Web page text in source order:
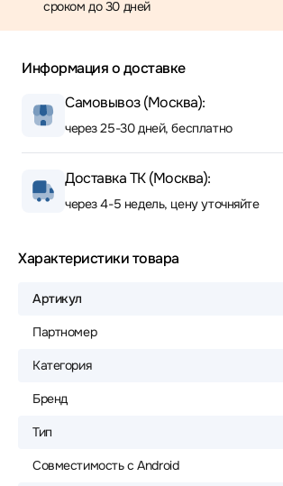
сроком до 30 дней
Информация о доставке
Самовывоз (Москва):
через 25-30 дней, бесплатно
Доставка ТК (Москва):
через 4-5 недель, цену уточняйте
Характеристики товара
Артикул
Партномер
Категория
Бренд
Тип
Совместимость с Android